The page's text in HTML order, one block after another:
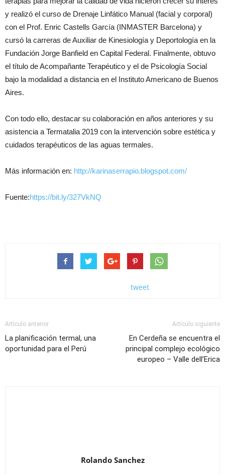
y realizó el curso de Drenaje Linfático Manual (facial y corporal)
con el Prof. Enric Castells García (INMASTER Barcelona) y
cursó la carreras de Auxiliar de Kinesiología y Deportología en la
Fundación Jorge Banfield en Capital Federal. Finalmente, obtuvo
el título de Acompañante Terapéutico y el de Psicología Social
bajo la modalidad a distancia en el Instituto Americano de Buenos
Aires.
Con todo ello, destacar su colaboración en años anteriores y su
asistencia a Termatalia 2019 con la intervención sobre estética y
cuidados terapéuticos de las aguas termales.
Más información en: http://karinaserrapio.blogspot.com/
Fuente:https://bit.ly/327VkNQ
tweet
Artículo anterior
La planificación termal, una
oportunidad para el Perú
Artículo siguiente
En Cerdeña se encuentra el
principal complejo ecológico
europeo – Valle dell’Erica
Rolando Sanchez